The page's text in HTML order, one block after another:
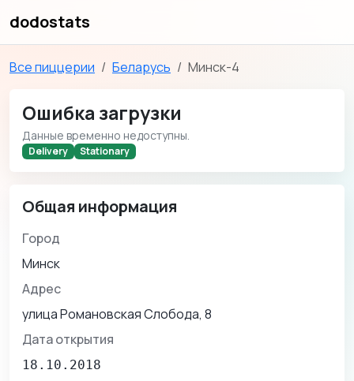
dodostats
Все пиццерии Беларусь Минск-4
Ошибка загрузки
Данные временно недоступны.
Delivery Stationary
Общая информация
Город
Минск
Адрес
улица Романовская Слобода, 8
Дата открытия
18.10.2018